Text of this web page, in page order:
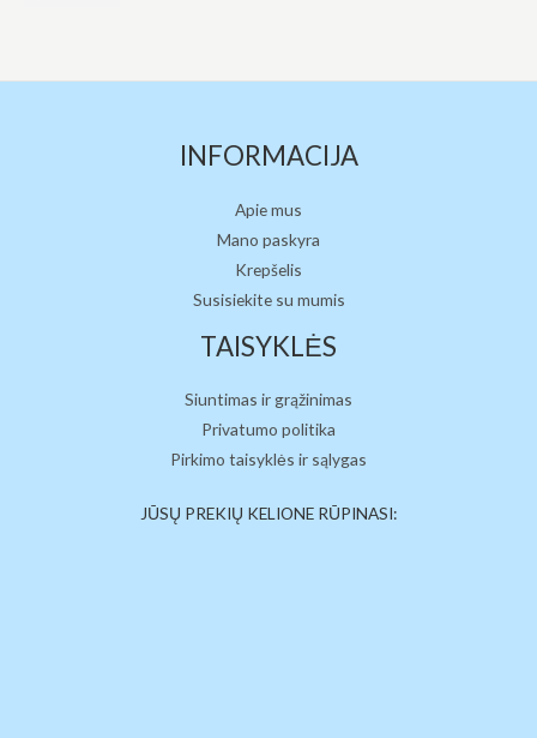
INFORMACIJA
Apie mus
Mano paskyra
Krepšelis
Susisiekite su mumis
TAISYKLĖS
Siuntimas ir grąžinimas
Privatumo politika
Pirkimo taisyklės ir sąlygas
JŪSŲ PREKIŲ KELIONE RŪPINASI: